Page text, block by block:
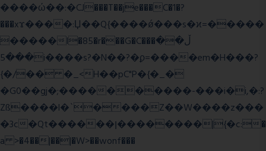
����ώ��:�CJ���T��je���C�1�?
���xϫ����:Џ��Q{����ǿ���s�ϰ=�����
�����l�85�r���G�C���ڵ��
���5i����s?�N��?�ϼ=����em�H���?
{�/�� �_<H��pC"P�{�_�
�G0��gj�;����������-���i�i,�:?
Zß����l�`����Z��W����z���
�3c�Qt������ן��������|{�c:�
a >�4��|��|�W>��wonf���